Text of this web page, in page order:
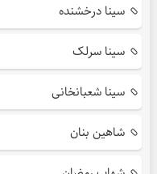
سینا درخشنده
سینا سرلک
سینا شعبانخانی
شاهین بنان